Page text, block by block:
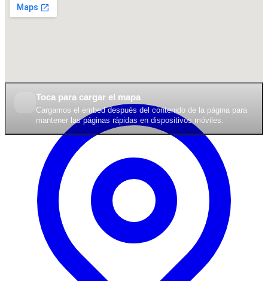
Toca para cargar el mapa
Cargamos el embed después del contenido de la página para
mantener las páginas rápidas en dispositivos móviles.